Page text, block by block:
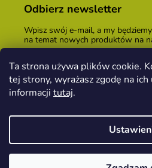
Ta strona używa plików cookie.
tej strony, wyrażasz zgodę na
informacji tutaj.
Odbierz newsletter
Wpisz swój e-mail, a my
na temat nowych produktów na
Podając adres e-mail, zgadzasz
handlowymi
ZALOGUJ SIĘ
Opracował Shoptet